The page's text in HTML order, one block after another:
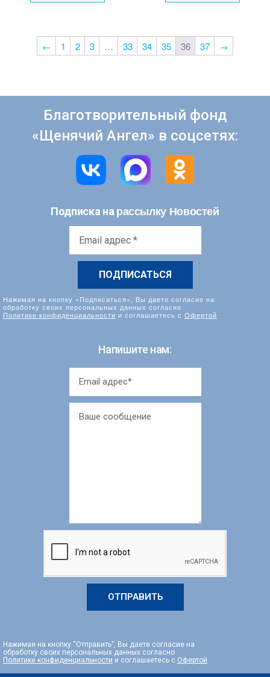
← 1 2 3 … 33 34 35 36 37 →
Благотворительный фонд
«Щенячий Ангел» в соцсетях:
Подписка на рассылку Новостей
Нажимая на кнопку «Подписаться», Вы даете согласие на
обработку своих персональных данных согласно
Политике конфиденциальности и соглашаетесь с Офертой
Напишите нам:
ОТПРАВИТЬ
Нажимая на кнопку “Отправить”, Вы даете согласие на
обработку своих персональных данных согласно
Политике конфиденциальности и соглашаетесь с Офертой